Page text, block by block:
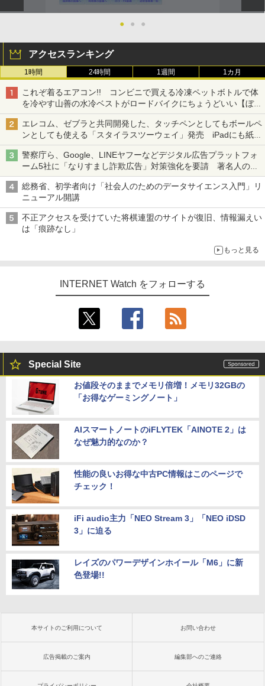
● ● ●
アクセスランキング
1時間 24時間 1週間 1カ月
これぞ着るエアコン!! コンビニで買える冷凍ペットボトルで体
を冷やす山善の水冷ベストがロードバイクにちょうどいい【ぼっ
ち・ざ・ろーど！その14】【空いた時間でなにしてる？】
エレコム、ゼブラと共同開発した、タッチペンとしてもボールペ
ンとしても使える「スタイラスツーウェイ」発売 iPadにも紙に
も、持ち替えずに書き込める
警察庁ら、Google、LINEヤフーなどデジタル広告プラットフォ
ーム5社に「なりすまし詐欺広告」対策強化を要請 著名人の写
真や映像を使った投資詐欺などへの対策として
総務省、初学者向け「社会人のためのデータサイエンス入門」リ
ニューアル開講
不正アクセスを受けていた将棋連盟のサイトが復旧、情報漏えい
は「痕跡なし」
もっと見る
INTERNET Watch をフォローする
Special Site
お値段そのままでメモリ倍増！メモリ32GBの
「お得なゲーミングノート」
AIスマートノートのiFLYTEK「AINOTE 2」は
なぜ魅力的なのか？
性能の良いお得な中古PC情報はこのページで
チェック！
iFi audio主力「NEO Stream 3」「NEO iDSD
3」に迫る
レイズのパワーデザインホイール「M6」に新
色登場!!
本サイトのご利用について お問い合わせ
広告掲載のご案内 編集部へのご連絡